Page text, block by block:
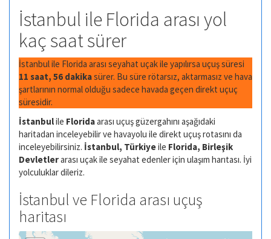
İstanbul ile Florida arası yol
kaç saat sürer
İstanbul ile Florida arası seyahat uçak ile yapılırsa uçuş süresi
11 saat, 56 dakikasürer. Bu süre rötarsız, aktarmasız ve hava
şartlarının normal olduğu sadece havada geçen direkt uçuç
süresidir.
İstanbulile Floridaarası uçuş güzergahını aşağıdaki
haritadan inceleyebilir ve havayolu ile direkt uçuş rotasını da
inceleyebilirsiniz. İstanbul, Türkiyeile Florida, Birleşik
Devletlerarası uçak ile seyahat edenler için ulaşım harıtası. İyi
yolculuklar dileriz.
İstanbul ve Florida arası uçuş
haritası